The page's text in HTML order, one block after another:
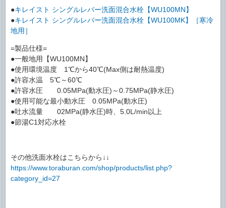
●キレイスト シングルレバー洗面混合水栓【WU100MN】
●キレイスト シングルレバー洗面混合水栓【WU100MK】［寒冷
地用］
=製品仕様=
●一般地用【WU100MN】
●使用環境温度 1℃から40℃(Max側は耐熱温度)
●許容水温 5℃～60℃
●許容水圧 0.05MPa(動水圧)～0.75MPa(静水圧)
●使用可能な最小動水圧 0.05MPa(動水圧)
●吐水流量 02MPa(静水圧)時、5.0L/min以上
●節湯C1対応水栓
その他洗面水栓はこちらから↓↓
https://www.toraburan.com/shop/products/list.php?
category_id=27